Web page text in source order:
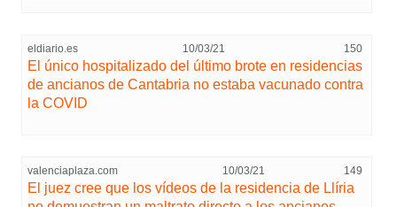
eldiario.es 10/03/21 150
El único hospitalizado del último brote en residencias
de ancianos de Cantabria no estaba vacunado contra
la COVID
valenciaplaza.com 10/03/21 149
El juez cree que los vídeos de la residencia de Llíria